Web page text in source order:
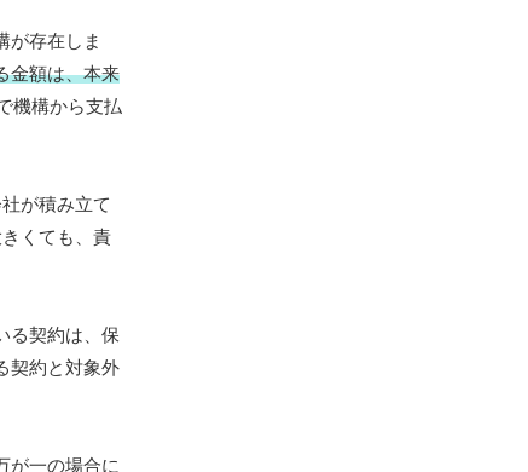
が存在しま
金額は、本来
機構から支払
が積み立て
くても、責
る契約は、保
契約と対象外
が一の場合に